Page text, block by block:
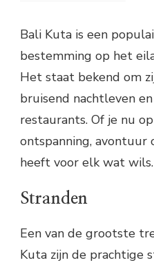
Bali Kuta is een
bestemming op het
Het staat bekend om
bruisend nachtleven
restaurants. Of je nu
ontspanning,
heeft voor elk wat wils.
Stranden
Een van de grootste
Kuta zijn de prachtige